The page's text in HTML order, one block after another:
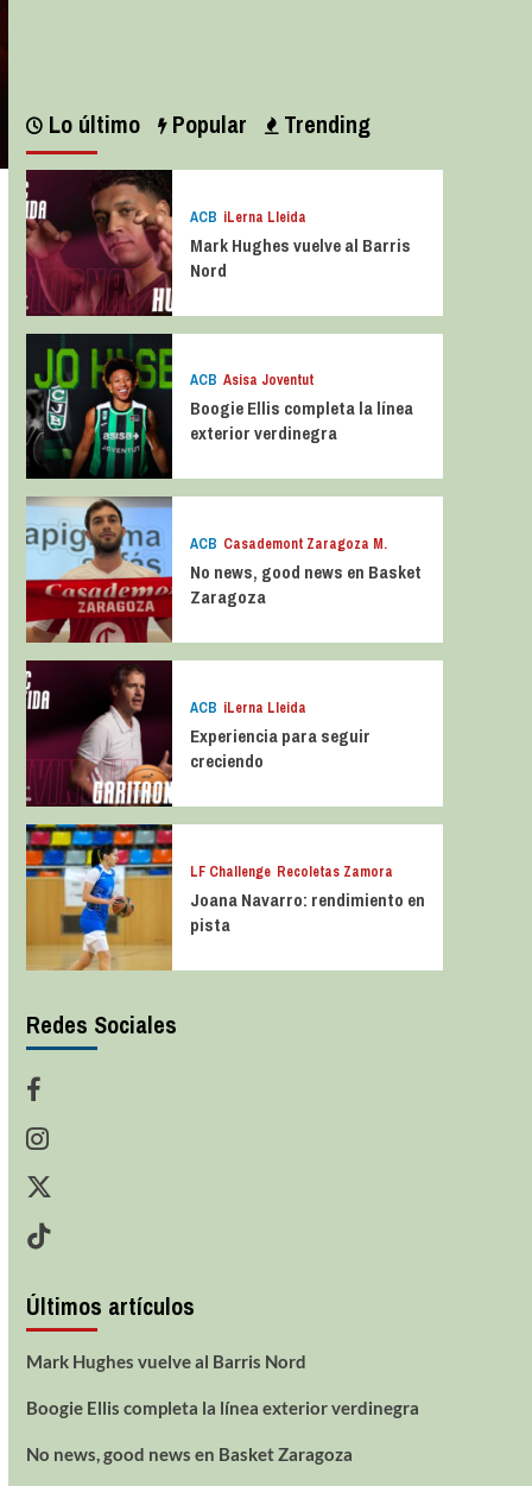
Lo último Popular Trending
ACB iLerna Lleida
Mark Hughes vuelve al Barris
Nord
ACB Asisa Joventut
Boogie Ellis completa la línea
exterior verdinegra
ACB Casademont Zaragoza M.
No news, good news en Basket
Zaragoza
ACB iLerna Lleida
Experiencia para seguir
creciendo
LF Challenge Recoletas Zamora
Joana Navarro: rendimiento en
pista
Redes Sociales
Últimos artículos
Mark Hughes vuelve al Barris Nord
Boogie Ellis completa la línea exterior verdinegra
No news, good news en Basket Zaragoza